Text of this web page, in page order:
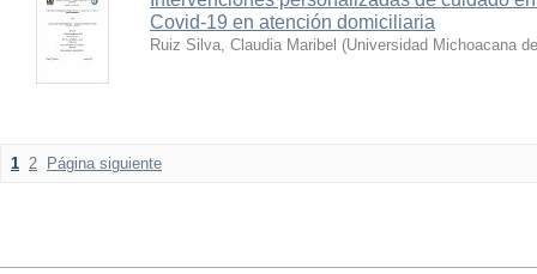
Covid-19 en atención domiciliaria
Ruiz Silva, Claudia Maribel (Universidad Michoacana
1 2 Página siguiente